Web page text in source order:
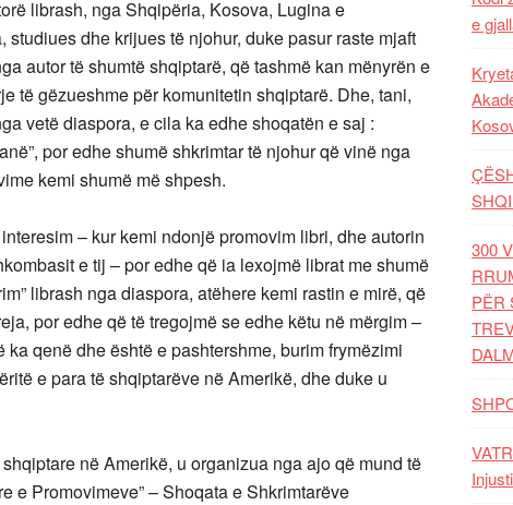
librash, nga Shqipëria, Kosova, Lugina e
dhe krijues të njohur, duke pasur raste mjaft
autor të shumtë shqiptarë, që tashmë kan mënyrën e
të gëzueshme për komunitetin shqiptarë. Dhe, tani,
vetë diaspora, e cila ka edhe shoqatën e saj :
por edhe shumë shkrimtar të njohur që vinë nga
kemi shumë më shpesh.
– kur kemi ndonjë promovim libri, dhe autorin
e tij – por edhe që ia lexojmë librat me shumë
librash nga diaspora, atëhere kemi rastin e mirë, që
por edhe që të tregojmë se edhe këtu në mërgim –
qenë dhe është e pashtershme, burim frymëzimi
e para të shqiptarëve në Amerikë, dhe duke u
në Amerikë, u organizua nga ajo që mund të
e Promovimeve” – Shoqata e Shkrimtarëve
e
300
PËR